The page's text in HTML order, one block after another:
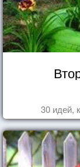
30 идей,